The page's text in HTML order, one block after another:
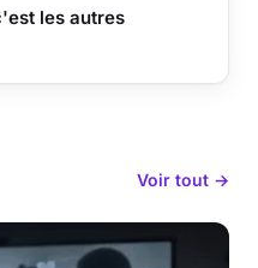
les autres
Voir tout →